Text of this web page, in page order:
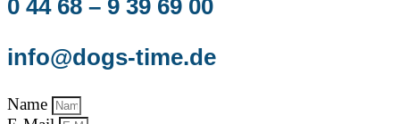
0 44 68 – 9 39 69 00
info@dogs-time.de
Name